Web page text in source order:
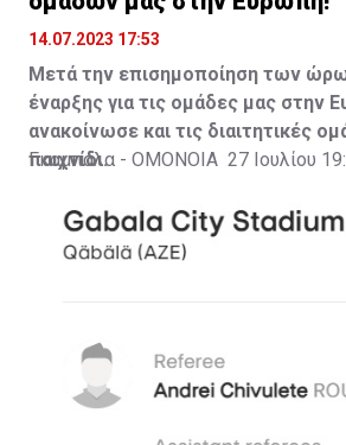
14.07.2023 17:53
Μετά την επισημοποίηση των
έναρξης για τις ομάδες μας στην
ανακοίνωσε και τις διαιτητικές
παιχνίδι.
Γκαμπάλα - ΟΜΟΝΟΙΑ 27 Ιουλίου